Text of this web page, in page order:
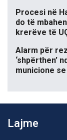
Procesi në
do të
krerëve të
Alarm për
‘shpërthen’
municione
Lajme